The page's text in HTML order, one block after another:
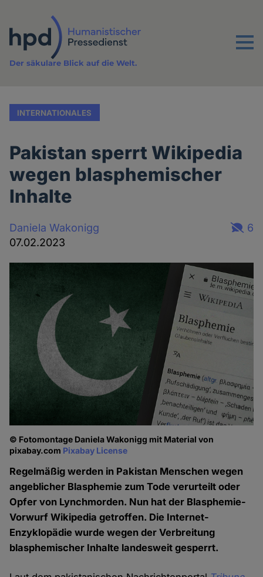
Inhalt
Menu
Der säkulare Blick auf die Welt.
INTERNATIONALES
Pakistan sperrt Wikipedia
wegen blasphemischer
Inhalte
Daniela Wakonigg
07.02.2023
6
© Fotomontage Daniela Wakonigg mit Material von
pixabay.com Pixabay License
Regelmäßig werden in Pakistan Menschen wegen
angeblicher Blasphemie zum Tode verurteilt oder
Opfer von Lynchmorden. Nun hat der Blasphemie-
Vorwurf Wikipedia getroffen. Die Internet-
Enzyklopädie wurde wegen der Verbreitung
blasphemischer Inhalte landesweit gesperrt.